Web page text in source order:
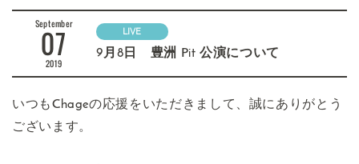
September
07
2019
LIVE
9月8日 豊洲 Pit 公演について
いつもChageの応援をいただきまして、誠にありがとう
ございます。